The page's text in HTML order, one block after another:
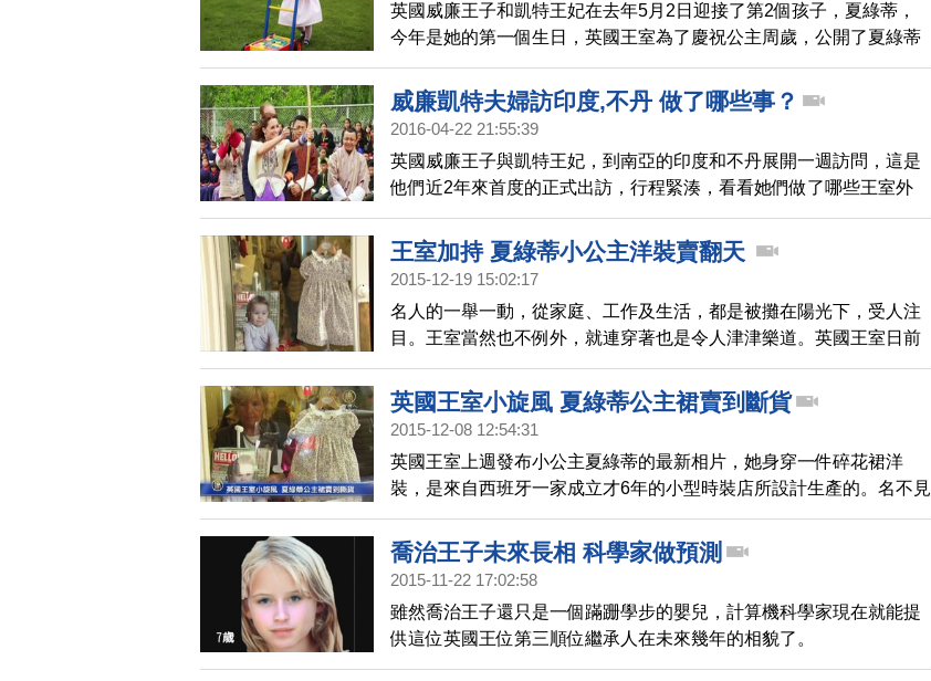
英國威廉王子和凱特王妃在去年5月2日迎接了第2個孩子，夏綠蒂，
今年是她的第一個生日，英國王室為了慶祝公主周歲，公開了夏綠蒂
的照片和收到的禮物，一起分享這份喜悅。
威廉凱特夫婦訪印度,不丹 做了哪些事？
2016-04-22 21:55:39
英國威廉王子與凱特王妃，到南亞的印度和不丹展開一週訪問，這是
他們近2年來首度的正式出訪，行程緊湊，看看她們做了哪些王室外
交。
王室加持 夏綠蒂小公主洋裝賣翻天
2015-12-19 15:02:17
名人的一舉一動，從家庭、工作及生活，都是被攤在陽光下，受人注
目。王室當然也不例外，就連穿著也是令人津津樂道。英國王室日前
公開威廉王子的女兒，小公主夏洛特的最新照片，照片中的衣服迅速
引起熱搜。
英國王室小旋風 夏綠蒂公主裙賣到斷貨
2015-12-08 12:54:31
英國王室上週發布小公主夏綠蒂的最新相片，她身穿一件碎花裙洋
裝，是來自西班牙一家成立才6年的小型時裝店所設計生產的。名不見
經傳的小店，照片公開後，立刻聲名大噪，同款童裝被搶購一空，還
收到來自全球大量訂單，要求購買同一款洋裝。看來，英國王室不只
凱特王妃引領時裝潮流，就連只有7個月大的小公主夏綠蒂，也在童裝
喬治王子未來長相 科學家做預測
2015-11-22 17:02:58
雖然喬治王子還只是一個蹣跚學步的嬰兒，計算機科學家現在就能提
供這位英國王位第三順位繼承人在未來幾年的相貌了。